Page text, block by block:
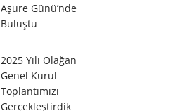
Aşure Günü’nde
Buluştu
2025 Yılı Olağan
Genel Kurul
Toplantımızı
Gerçekleştirdik